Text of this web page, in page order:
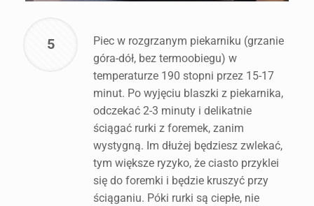
5
Piec w rozgrzanym piekarniku (grzanie
góra-dół, bez termoobiegu) w
temperaturze 190 stopni przez 15-17
minut. Po wyjęciu blaszki z piekarnika,
odczekać 2-3 minuty i delikatnie
ściągać rurki z foremek, zanim
wystygną. Im dłużej będziesz zwlekać,
tym większe ryzyko, że ciasto przyklei
się do foremki i będzie kruszyć przy
ściąganiu. Póki rurki są ciepłe, nie